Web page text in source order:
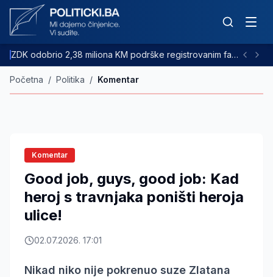
ZDK odobrio 2,38 miliona KM podrške registrovanim farmama goveda
Početna / Politika / Komentar
Komentar
Good job, guys, good job: Kad
heroj s travnjaka poništi heroja
ulice!
02.07.2026. 17:01
Nikad niko nije pokrenuo suze Zlatana